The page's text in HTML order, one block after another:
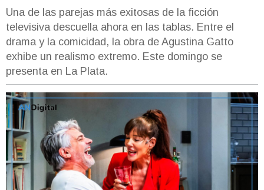
Una de las parejas más exitosas de la ficción
televisiva descuella ahora en las tablas. Entre el
drama y la comicidad, la obra de Agustina Gatto
exhibe un realismo extremo. Este domingo se
presenta en La Plata.